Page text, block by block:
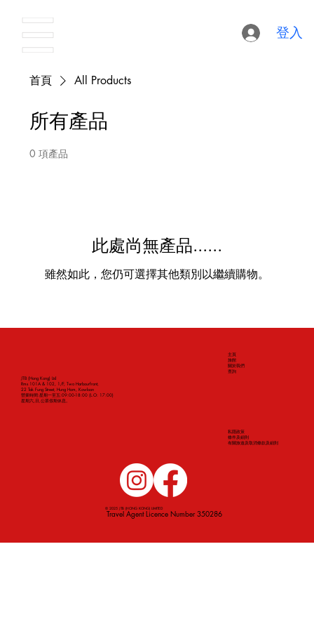
登入
首頁 All Products
所有產品
0 項產品
此處尚無產品......
雖然如此，您仍可選擇其他類別以繼續購物。
JTB (Hong Kong) Ltd
Rms 101A & 102, 1/F, Two Harbourfront,
22 Tak Fung Street, Hung Hom, Kowloon
營業時間:星期一至五:09:00-18:00 (L.O: 17:00)
​星期六,日,公眾假期休息。
主頁
旅館
關於我們
查詢
私隱政策
條件及細則
​有關旅遊及取消條款及細則
© 2025 JTB (HONG KONG) LIMITED
Travel Agent Licence Number 350286